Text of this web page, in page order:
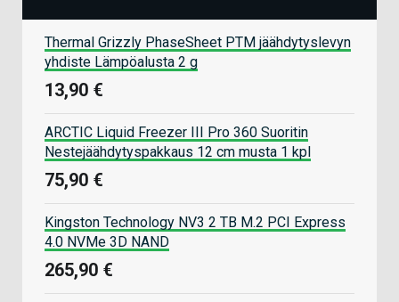
Thermal Grizzly PhaseSheet PTM jäähdytyslevyn
yhdiste Lämpöalusta 2 g
13,90 €
ARCTIC Liquid Freezer III Pro 360 Suoritin
Nestejäähdytyspakkaus 12 cm musta 1 kpl
75,90 €
Kingston Technology NV3 2 TB M.2 PCI Express
4.0 NVMe 3D NAND
265,90 €